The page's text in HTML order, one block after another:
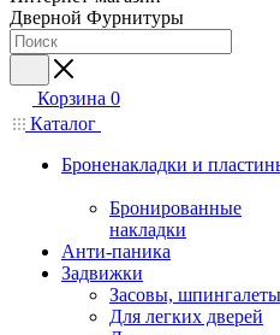
Дверной Фурнитуры
Корзина 0
Каталог
Броненакладки и
Бронированные
накладки
Анти-паника
Задвижки
Засовы, шпингалеты
Для легких дверей